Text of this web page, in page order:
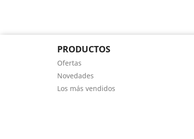
PRODUCTOS
Ofertas
Novedades
Los más vendidos